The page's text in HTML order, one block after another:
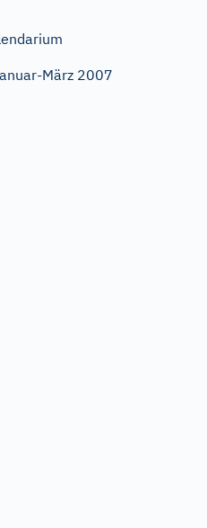
März 2007